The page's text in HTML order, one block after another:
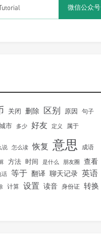
微信公众号
关闭 删除 区别 原因 句子
市 多少 好友 定义 属于
说 怎么读 恢复 意思 成语
方法 时间 是什么 朋友圈 查看
话 等于 翻译 聊天记录 英语
计算 设置 读音 身份证 转换